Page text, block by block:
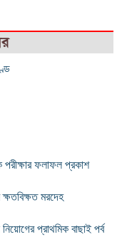
পরীক্ষার ফলাফল প্রকাশ
মরদেহ
প্রাথমিক বাছাই পর্ব